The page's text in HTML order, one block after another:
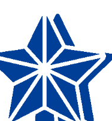
a medio y
plazo
más!